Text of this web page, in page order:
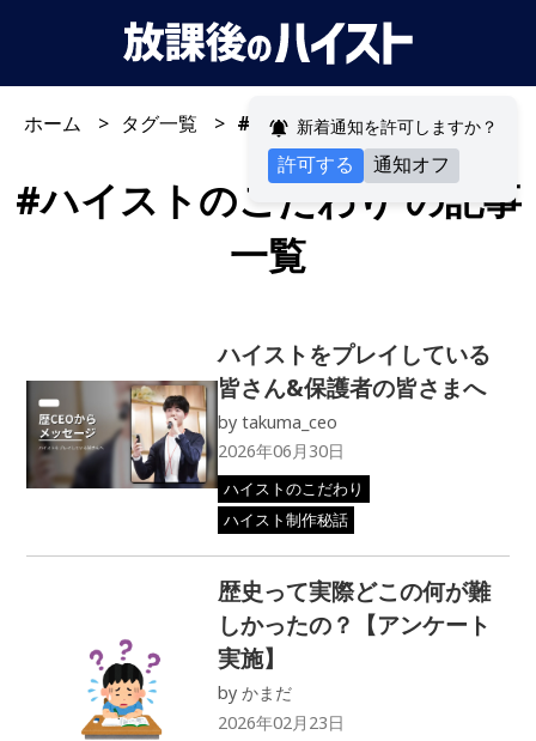
新着通知を許可しますか？
許可する 通知オフ
ホーム タグ一覧 #ハイストのこだわり
#ハイストのこだわりの記事
一覧
ハイストをプレイしている
皆さん&保護者の皆さまへ
bytakuma_ceo
2026年06月30日
ハイストのこだわり
ハイスト制作秘話
歴史って実際どこの何が難
しかったの？【アンケート
実施】
byかまだ
2026年02月23日